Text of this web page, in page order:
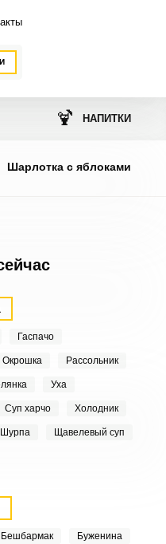
🍹 НАПИТКИ
Шарлотка с яблоками
Гаспачо
Окрошка Рассольник
Уха
Суп харчо Холодник
Шурпа Щавелевый суп
Бешбармак Буженина